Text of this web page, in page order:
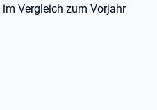
Vergleich zum Vorjahr